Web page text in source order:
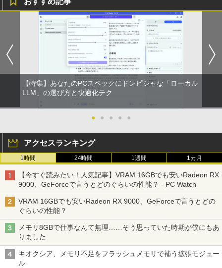
【特集】あなたのPCスペックにドンピシャな「ローカル
LLM」の選び方と快適化テク
● ● ● ● ●
アクセスランキング
1時間 24時間 1週間 1カ月
【今すぐ読みたい！人気記事】VRAM 16GBでも安いRadeon RX
9000、GeForceで言うとどのぐらいの性能？ - PC Watch
VRAM 16GBでも安いRadeon RX 9000、GeForceで言うとどの
ぐらいの性能？
メモリ8GBで仕事なんて無理……そう思っていた時期が僕にもあ
りました
キオクシア、メモリ不足をフラッシュメモリで補う拡張モジュー
ル